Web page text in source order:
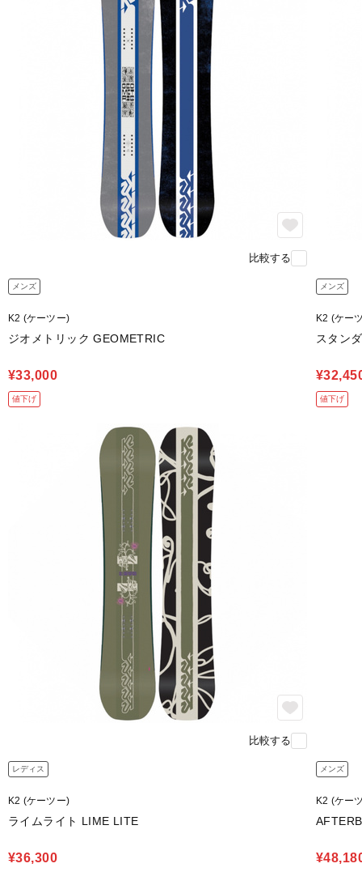
比較する
メンズ
K2 (ケーツー)
ジオメトリック GEOMETRIC
¥33,000
値下げ
メンズ
K2 (ケー
スタン
値下げ
比較する
レディス
K2 (ケーツー)
ライムライト LIME LITE
¥36,300
メンズ
K2 (ケー